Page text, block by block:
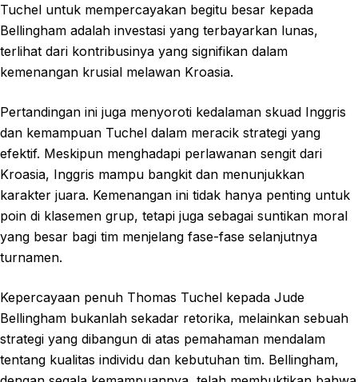
Tuchel untuk mempercayakan begitu besar kepada
Bellingham adalah investasi yang terbayarkan lunas,
terlihat dari kontribusinya yang signifikan dalam
kemenangan krusial melawan Kroasia.
Pertandingan ini juga menyoroti kedalaman skuad Inggris
dan kemampuan Tuchel dalam meracik strategi yang
efektif. Meskipun menghadapi perlawanan sengit dari
Kroasia, Inggris mampu bangkit dan menunjukkan
karakter juara. Kemenangan ini tidak hanya penting untuk
poin di klasemen grup, tetapi juga sebagai suntikan moral
yang besar bagi tim menjelang fase-fase selanjutnya
turnamen.
Kepercayaan penuh Thomas Tuchel kepada Jude
Bellingham bukanlah sekadar retorika, melainkan sebuah
strategi yang dibangun di atas pemahaman mendalam
tentang kualitas individu dan kebutuhan tim. Bellingham,